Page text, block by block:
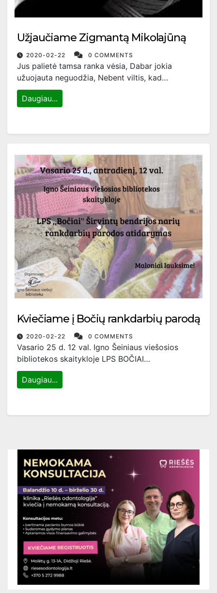
Užjaučiame Zigmantą Mikolajūną
2020-02-22 0 COMMENTS
Jus palietė tamsa ranka vėsia, Dabar jokia
užuojauta neguodžia, Nebent viltis, kad…
Daugiau...
Kviečiame į Bočių rankdarbių parodą
2020-02-22 0 COMMENTS
Vasario 25 d. 12 val. Igno Šeiniaus viešosios
bibliotekos skaitykloje LPS BOČIAI…
Daugiau...